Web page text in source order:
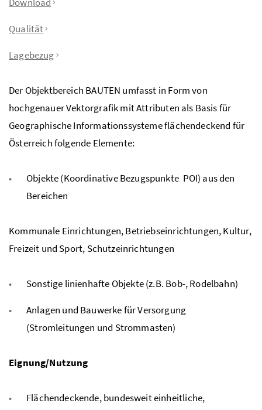
Qualität
Lagebezug
Der Objektbereich BAUTEN umfasst in Form von
hochgenauer Vektorgrafik mit Attributen als Basis für
Geographische Informationssysteme flächendeckend für
Österreich folgende Elemente:
Objekte (Koordinative Bezugspunkte  POI) aus den
Bereichen
Kommunale Einrichtungen, Betriebseinrichtungen, Kultur,
Freizeit und Sport, Schutzeinrichtungen
Sonstige linienhafte Objekte (z.B. Bob-, Rodelbahn)
Anlagen und Bauwerke für Versorgung
(Stromleitungen und Strommasten)
Eignung/Nutzung
Flächendeckende, bundesweit einheitliche,